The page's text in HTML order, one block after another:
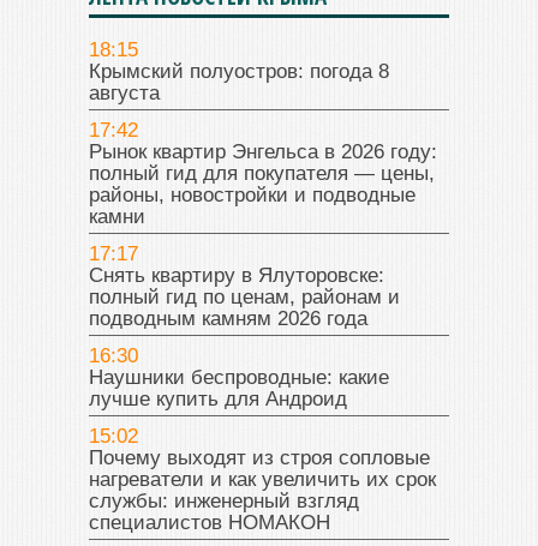
18:15
Крымский полуостров: погода 8
августа
17:42
Рынок квартир Энгельса в 2026 году:
полный гид для покупателя — цены,
районы, новостройки и подводные
камни
17:17
Снять квартиру в Ялуторовске:
полный гид по ценам, районам и
подводным камням 2026 года
16:30
Наушники беспроводные: какие
лучше купить для Андроид
15:02
Почему выходят из строя сопловые
нагреватели и как увеличить их срок
службы: инженерный взгляд
специалистов НОМАКОН